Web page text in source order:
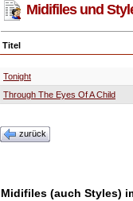
Midifiles und
Titel
Tonight
Through The Eyes Of A Child
zurück
Midifiles (auch Styles)